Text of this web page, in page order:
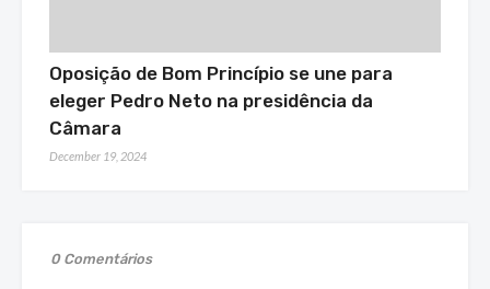
Oposição de Bom Princípio se une para
eleger Pedro Neto na presidência da
Câmara
December 19, 2024
0 Comentários